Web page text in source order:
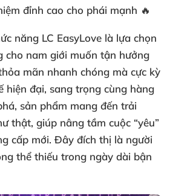
đỉnh cao cho phái mạnh 🔥
năng LC EasyLove là lựa chọn
cho nam giới muốn tận hưởng
mãn nhanh chóng mà cực kỳ
hiện đại, sang trọng cùng hàng
sản phẩm mang đến trải
thật, giúp nâng tầm cuộc “yêu”
cấp mới. Đây đích thị là người
thể thiếu trong ngày dài bận